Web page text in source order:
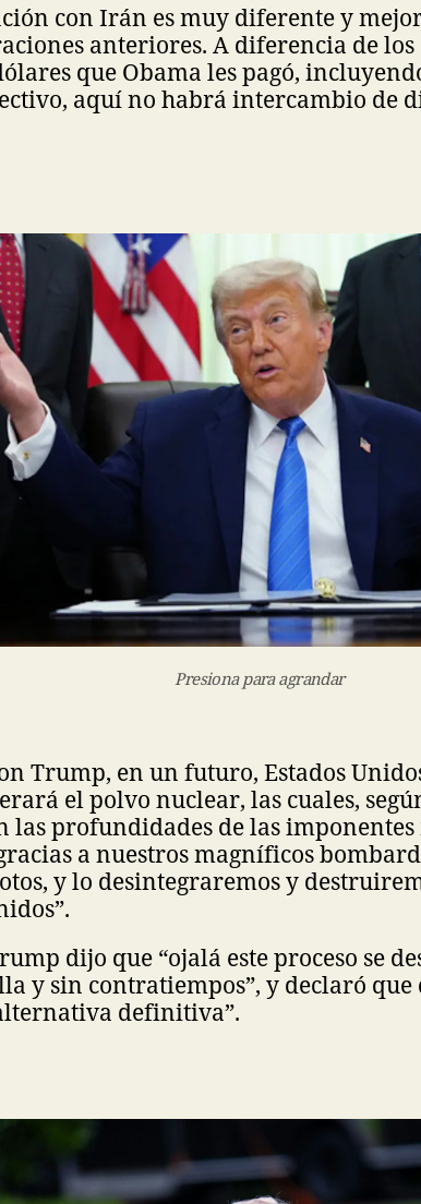
con Irán es muy diferente y
anteriores. A diferencia de los
que Obama les pagó,
aquí no habrá intercambio de
Presiona para agrandar
Trump, en un futuro, Estados
el polvo nuclear, las cuales,
las profundidades de las
a nuestros magníficos
y lo desintegraremos y
dijo que “ojalá este proceso se
y sin contratiempos”, y declaró que
definitiva”.